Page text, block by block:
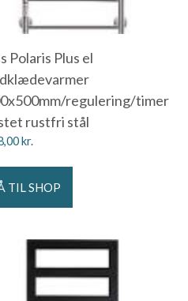
Polaris Plus el
regulering/timer
rustfri stål
kr.
TIL SHOP